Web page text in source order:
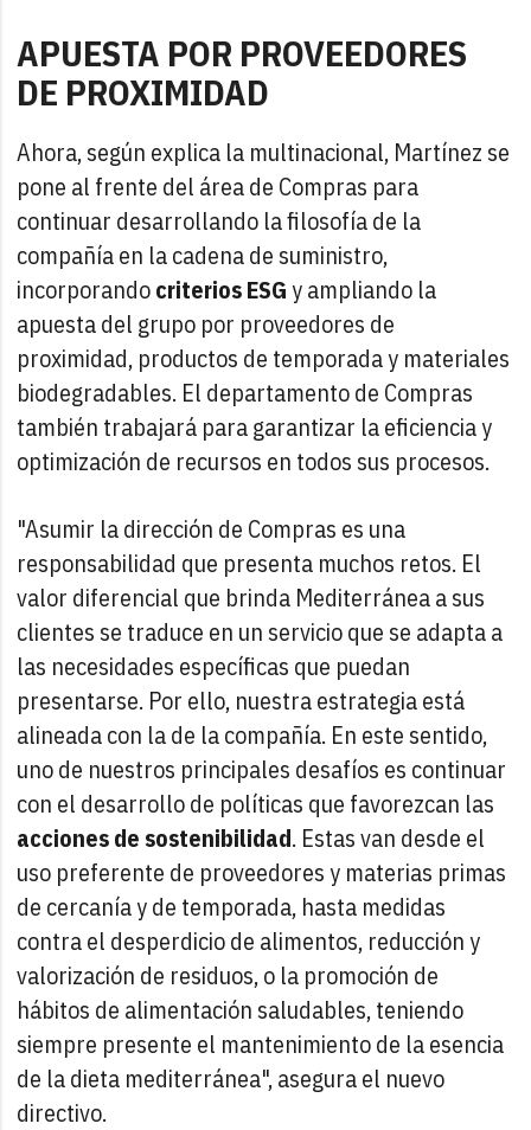
APUESTA POR PROVEEDORES
DE PROXIMIDAD
Ahora, según explica la multinacional, Martínez se
pone al frente del área de Compras para
continuar desarrollando la filosofía de la
compañía en la cadena de suministro,
incorporandocriterios ESGy ampliando la
apuesta del grupo por proveedores de
proximidad, productos de temporada y materiales
biodegradables. El departamento de Compras
también trabajará para garantizar la eficiencia y
optimización de recursos en todos sus procesos.
"Asumir la dirección de Compras es una
responsabilidad que presenta muchos retos. El
valor diferencial que brinda Mediterránea a sus
clientes se traduce en un servicio que se adapta a
las necesidades específicas que puedan
presentarse. Por ello, nuestra estrategia está
alineada con la de la compañía. En este sentido,
uno de nuestros principales desafíos es continuar
con el desarrollo de políticas que favorezcan las
acciones de sostenibilidad. Estas van desde el
uso preferente de proveedores y materias primas
de cercanía y de temporada, hasta medidas
contra el desperdicio de alimentos, reducción y
valorización de residuos, o la promoción de
hábitos de alimentación saludables, teniendo
siempre presente el mantenimiento de la esencia
de la dieta mediterránea", asegura el nuevo
directivo.